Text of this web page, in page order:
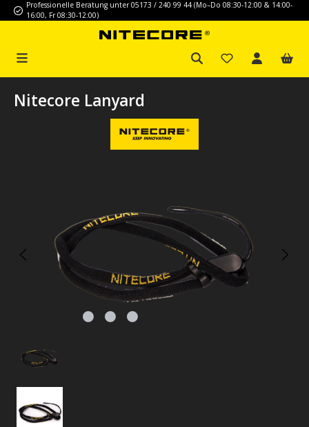
Zum Hauptinhalt springen
Professionelle Beratung unter 05173 / 240 99 44 (Mo–Do 08:30-12:00 & 14:00-
16:00, Fr 08:30-12:00)
Nitecore Lanyard